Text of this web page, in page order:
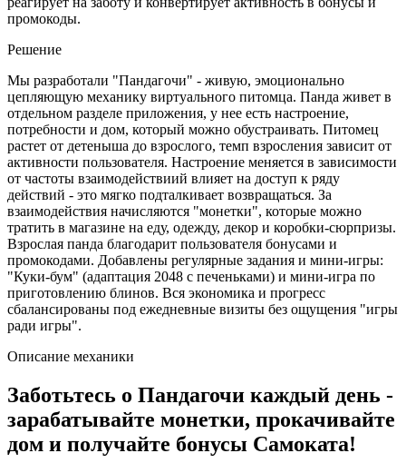
промокоды.
Решение
Мы разработали "Пандагочи" - живую, эмоционально
цепляющую механику виртуального питомца. Панда живет в
отдельном разделе приложения, у нее есть настроение,
потребности и дом, который можно обустраивать. Питомец
растет от детеныша до взрослого, темп взросления зависит от
активности пользователя. Настроение меняется в зависимости
от частоты взаимодействиий влияет на доступ к ряду
действий - это мягко подталкивает возвращаться. За
взаимодействия начисляются "монетки", которые можно
тратить в магазине на еду, одежду, декор и коробки‑сюрпризы.
Взрослая панда благодарит пользователя бонусами и
промокодами. Добавлены регулярные задания и мини‑игры:
"Куки‑бум" (адаптация 2048 с печеньками) и мини‑игра по
приготовлению блинов. Вся экономика и прогресс
сбалансированы под ежедневные визиты без ощущения "игры
ради игры".
Описание механики
Заботьтесь о Пандагочи каждый день -
зарабатывайте монетки, прокачивайте
дом и получайте бонусы Самоката!